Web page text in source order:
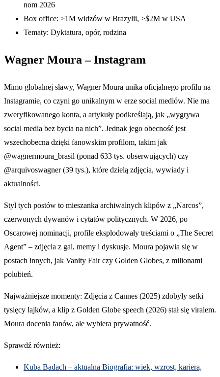
nom 2026
Box office: >1M widzów w Brazylii, >$2M w USA
Tematy: Dyktatura, opór, rodzina
Wagner Moura – Instagram
Mimo globalnej sławy, Wagner Moura unika oficjalnego profilu na
Instagramie, co czyni go unikalnym w erze social mediów. Nie ma
zweryfikowanego konta, a artykuły podkreślają, jak „wygrywa
social media bez bycia na nich”. Jednak jego obecność jest
wszechobecna dzięki fanowskim profilom, takim jak
@wagnermoura_brasil (ponad 633 tys. obserwujących) czy
@arquivoswagner (39 tys.), które dzielą zdjęcia, wywiady i
aktualności.
Styl tych postów to mieszanka archiwalnych klipów z „Narcos”,
czerwonych dywanów i cytatów politycznych. W 2026, po
Oscarowej nominacji, profile eksplodowały treściami o „The Secret
Agent” – zdjęcia z gal, memy i dyskusje. Moura pojawia się w
postach innych, jak Vanity Fair czy Golden Globes, z milionami
polubień.
Najważniejsze momenty: Zdjęcia z Cannes (2025) zdobyły setki
tysięcy lajków, a klip z Golden Globe speech (2026) stał się viralem.
Moura docenia fanów, ale wybiera prywatność.
Sprawdź również:
Kuba Badach – aktualna Biografia: wiek, wzrost, kariera,